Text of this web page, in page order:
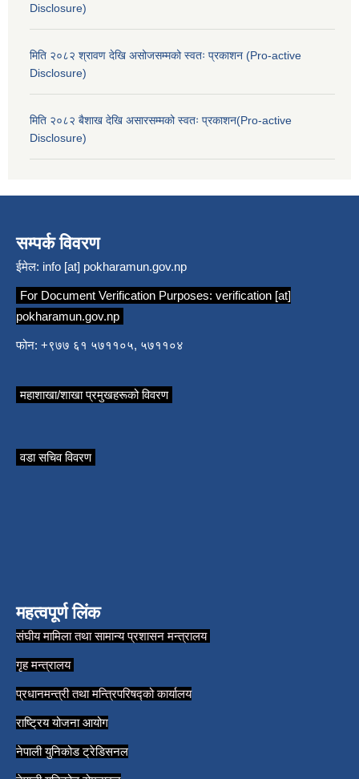
Disclosure)
मिति २०८२ श्रावण देखि असोजसम्मको स्वतः प्रकाशन (Pro-active
Disclosure)
मिति २०८२ बैशाख देखि असारसम्मको स्वतः प्रकाशन(Pro-active
Disclosure)
सम्पर्क विवरण
ईमेल: info [at] pokharamun.gov.np
For Document Verification Purposes: verification [at]
pokharamun.gov.np
फोन: +९७७ ६१ ५७११०५, ५७११०४
महाशाखा/शाखा प्रमुखहरूको विवरण
वडा सचिव विवरण
महत्वपूर्ण लिंक
संघीय मामिला तथा सामान्य प्रशासन मन्त्रालय
गृह मन्त्रालय
प्रधानमन्त्री तथा मन्त्रिपरिषद्को कार्यालय
राष्ट्रिय योजना आयोग
नेपाली युनिकोड ट्रेडिसनल